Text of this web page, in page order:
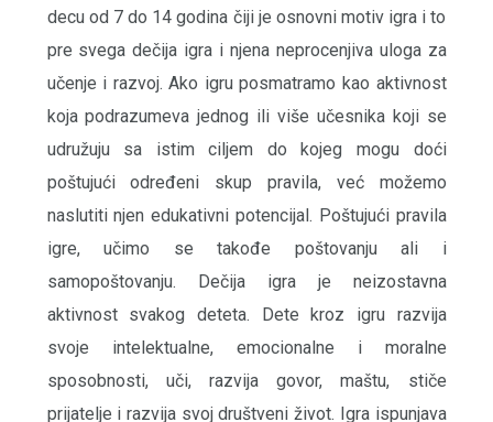
decu od 7 do 14 godina čiji je osnovni motiv igra i to
pre svega dečija igra i njena neprocenjiva uloga za
učenje i razvoj. Ako igru posmatramo kao aktivnost
koja podrazumeva jednog ili više učesnika koji se
udružuju sa istim ciljem do kojeg mogu doći
poštujući određeni skup pravila, već možemo
naslutiti njen edukativni potencijal. Poštujući pravila
igre, učimo se takođe poštovanju ali i
samopoštovanju. Dečija igra je neizostavna
aktivnost svakog deteta. Dete kroz igru razvija
svoje intelektualne, emocionalne i moralne
sposobnosti, uči, razvija govor, maštu, stiče
prijatelje i razvija svoj društveni život. Igra ispunjava